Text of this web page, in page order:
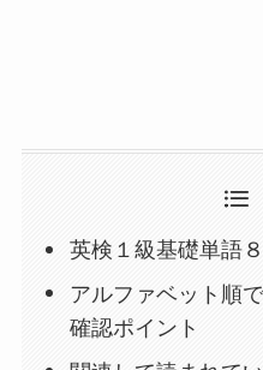
英検１級基礎単語
アルファベット順
確認ポイント